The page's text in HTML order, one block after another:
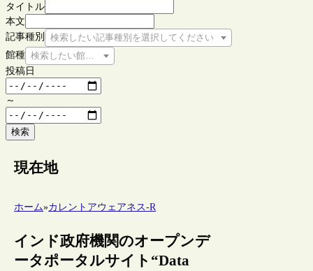
タイトル
本文
記事種別
検索したい記事種別を選択してください
館種 検索したい館種を選択してください
投稿日
～
検索
現在地
ホーム»カレントアウェアネス-R
インド政府機関のオープンデ
ータポータルサイト“Data